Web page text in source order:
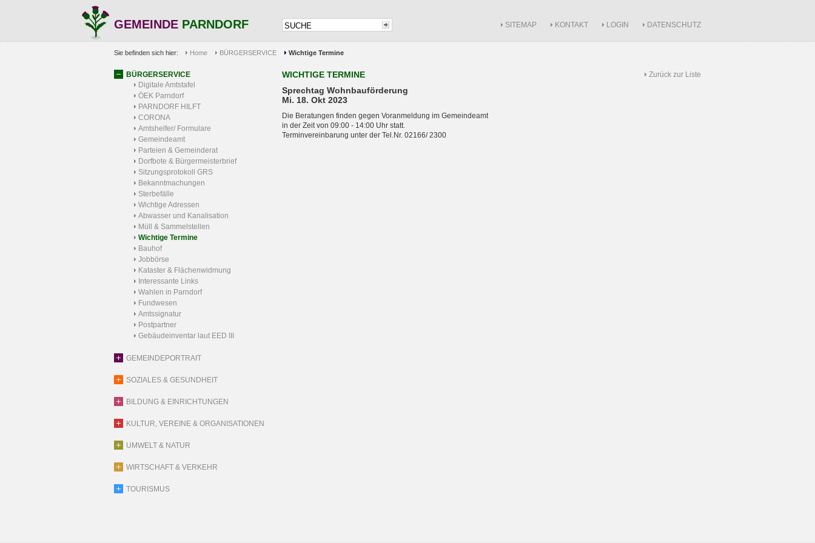
GEMEINDE PARNDORF SITEMAP KONTAKT LOGIN DATENSCHUTZ
Sie befinden sich hier: Home BÜRGERSERVICE Wichtige Termine
BÜRGERSERVICE
Digitale Amtstafel
ÖEK Parndorf
PARNDORF HILFT
CORONA
Amtshelfer/ Formulare
Gemeindeamt
Parteien & Gemeinderat
Dorfbote & Bürgermeisterbrief
Sitzungsprotokoll GRS
Bekanntmachungen
Sterbefälle
Wichtige Adressen
Abwasser und Kanalisation
Müll & Sammelstellen
Wichtige Termine
Bauhof
Jobbörse
Kataster & Flächenwidmung
Interessante Links
Wahlen in Parndorf
Fundwesen
Amtssignatur
Postpartner
Gebäudeinventar laut EED III
GEMEINDEPORTRAIT
SOZIALES & GESUNDHEIT
BILDUNG & EINRICHTUNGEN
KULTUR, VEREINE & ORGANISATIONEN
UMWELT & NATUR
WIRTSCHAFT & VERKEHR
TOURISMUS
Zurück zur Liste
WICHTIGE TERMINE
Sprechtag Wohnbauförderung
Mi. 18. Okt 2023
Die Beratungen finden gegen Voranmeldung im Gemeindeamt
in der Zeit von 09:00 - 14:00 Uhr statt.
Terminvereinbarung unter der Tel.Nr. 02166/ 2300